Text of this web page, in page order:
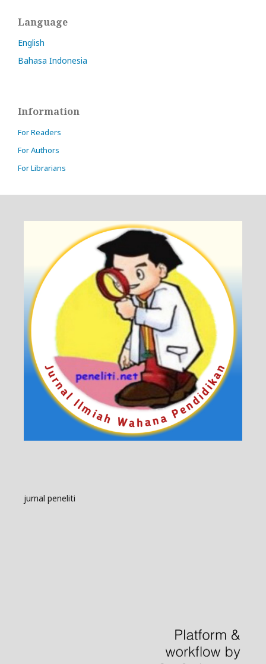
Language
English
Bahasa Indonesia
Information
For Readers
For Authors
For Librarians
jurnal peneliti